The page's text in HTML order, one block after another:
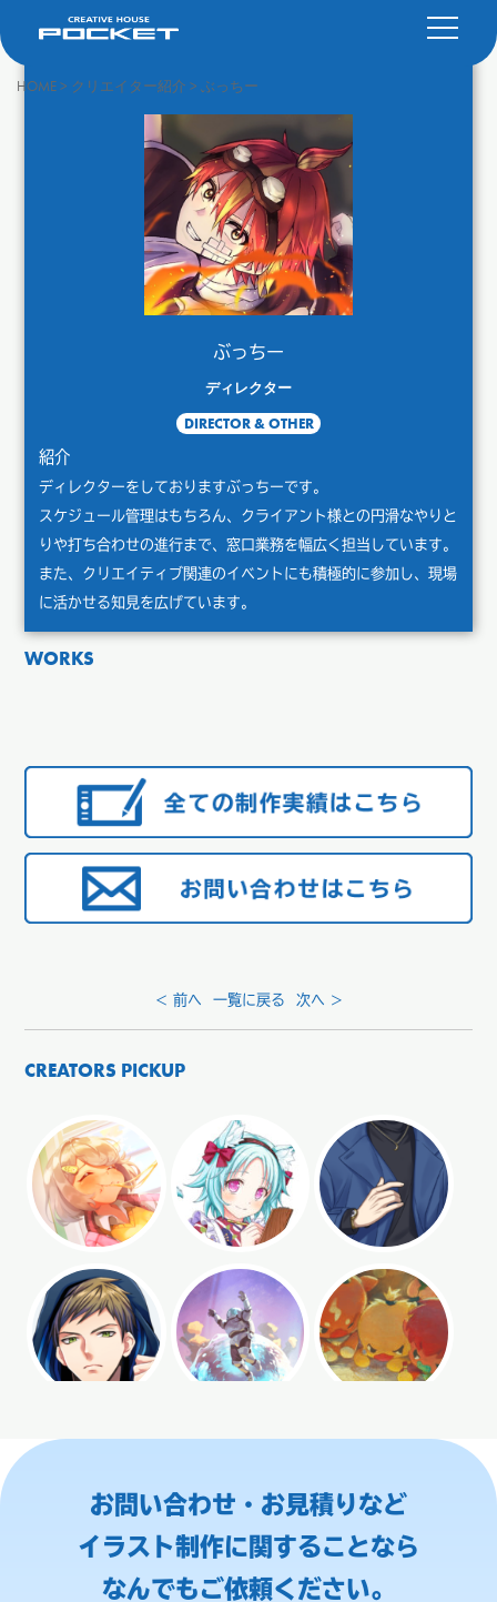
HOME> クリエイター紹介 > ぶっちー
ぶっちー
ディレクター
DIRECTOR & OTHER
紹介
ディレクターをしておりますぶっちーです。
スケジュール管理はもちろん、クライアント様との円滑なやりと
りや打ち合わせの進行まで、窓口業務を幅広く担当しています。
また、クリエイティブ関連のイベントにも積極的に参加し、現場
に活かせる知見を広げています。
WORKS
< 前へ 一覧に戻る 次へ >
CREATORS PICKUP
お問い合わせ・お見積りなど
イラスト制作に関することなら
なんでもご依頼ください。